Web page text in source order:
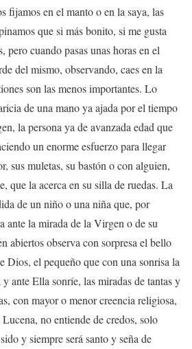
fijamos en el manto o en la saya, las
que si más bonito, si me gusta
pero cuando pasas unas horas en el
del mismo, observando, caes en la
son las menos importantes. Lo
de una mano ya ajada por el tiempo
la persona ya de avanzada edad que
un enorme esfuerzo para llegar
sus muletas, su bastón o con alguien,
que la acerca en su silla de ruedas. La
de un niño o una niña que, por
ante la mirada de la Virgen o de su
abiertos observa con sorpresa el bello
Dios, el pequeño que con una sonrisa la
ante Ella sonríe, las miradas de tantas y
con mayor o menor creencia religiosa,
no entiende de credos, solo
y siempre será santo y seña de